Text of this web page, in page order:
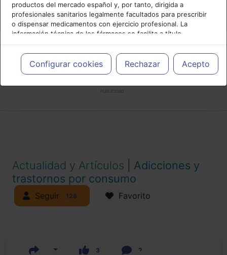
Cancelar
productos del mercado español y, por tanto, dirigida a
profesionales sanitarios legalmente facultados para prescribir
o dispensar medicamentos con ejercicio profesional. La
información técnica de los fármacos se facilita a título
meramente informativo, siendo responsabilidad de los
profesionales facultados prescribir medicamentos y decidir, en
cada caso concreto, el tratamiento más adecuado a las
necesidades del paciente.
Configurar cookies Rechazar Acepto
Actualidad y Artículos
Adicciones y
trastornos por consumo
Seguir 128 Favorito
3 2